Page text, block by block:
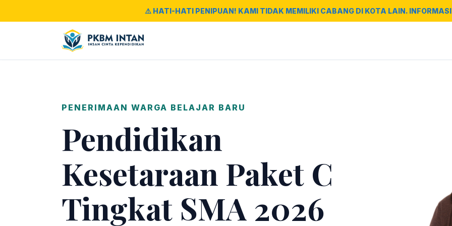
⚠️ HATI-HATI PENIPUAN! KAMI TIDAK MEMILIKI CABANG DI KOTA LAIN.
PENERIMAAN WARGA BELAJAR BARU
Pendidikan
Kesetaraan Paket C
Tingkat SMA 2026